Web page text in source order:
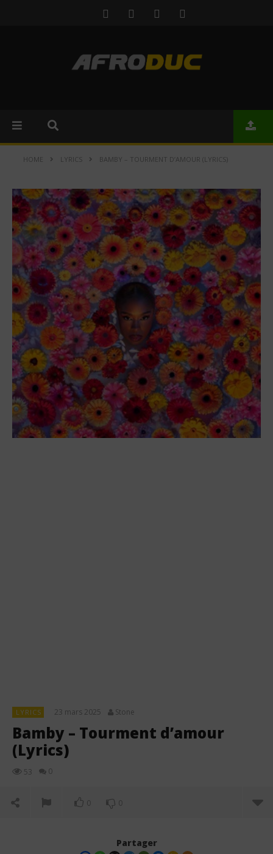
HOME LYRICS BAMBY – TOURMENT D’AMOUR (LYRICS)
LYRICS 23 mars 2025 Stone
Bamby – Tourment d’amour
(Lyrics)
53 0
0 0
Partager